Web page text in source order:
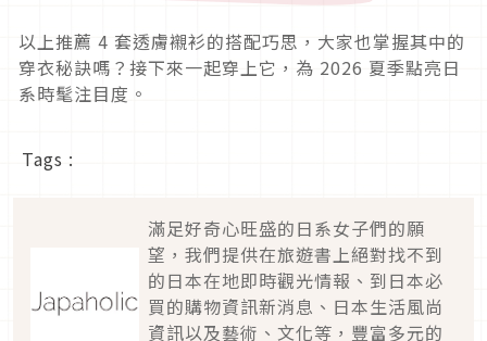
以上推薦 4 套透膚襯衫的搭配巧思，大家也掌握其中的
穿衣秘訣嗎？接下來一起穿上它，為 2026 夏季點亮日
系時髦注目度。
Tags :
滿足好奇心旺盛的日系女子們的願
望，我們提供在旅遊書上絕對找不到
的日本在地即時觀光情報、到日本必
買的購物資訊新消息、日本生活風尚
資訊以及藝術、文化等，豐富多元的